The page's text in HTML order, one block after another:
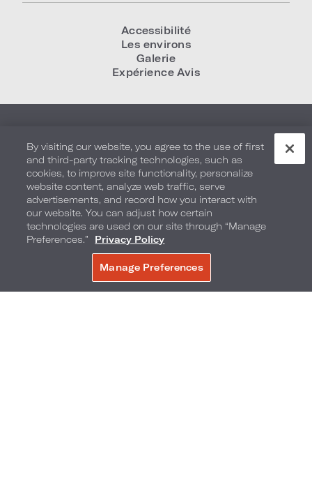
Accessibilité
Les environs
Galerie
Expérience Avis
Réservations : 1 800-235-6397
POUR RECEVOIR NOS OFFRES
By visiting our website, you agree to the use of first
and third-party tracking technologies, such as
cookies, to improve site functionality, personalize
website content, analyze web traffic, serve
advertisements, and record how you interact with
our website. You can adjust how certain
technologies are used on our site through “Manage
Preferences.”
Privacy Policy
Manage Preferences